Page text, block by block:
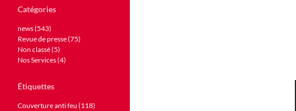
Catégories
news (543)
Revue de presse (75)
Non classé (5)
Nos Services (4)
Étiquettes
Couverture anti feu (118)